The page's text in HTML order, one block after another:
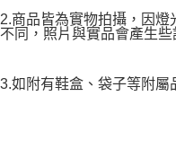
2.商品皆為實物拍攝，因
不同，照片與實品會產生些
3.如附有鞋盒、袋子等附屬